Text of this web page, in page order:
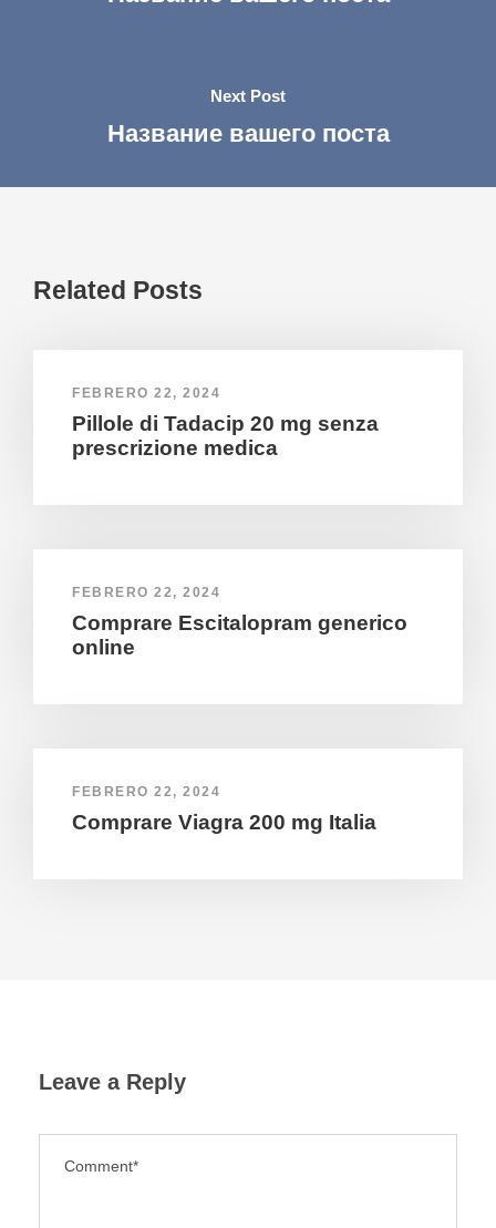
Next Post
Название вашего поста
Related Posts
FEBRERO 22, 2024
Pillole di Tadacip 20 mg senza
prescrizione medica
FEBRERO 22, 2024
Comprare Escitalopram generico
online
FEBRERO 22, 2024
Comprare Viagra 200 mg Italia
Leave a Reply